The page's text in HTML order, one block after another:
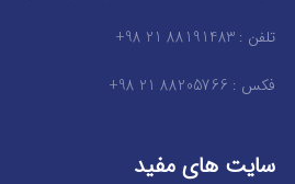
تلفن : 88191483 21 98+
فکس : 88205766 21 98+
سایت های مفید